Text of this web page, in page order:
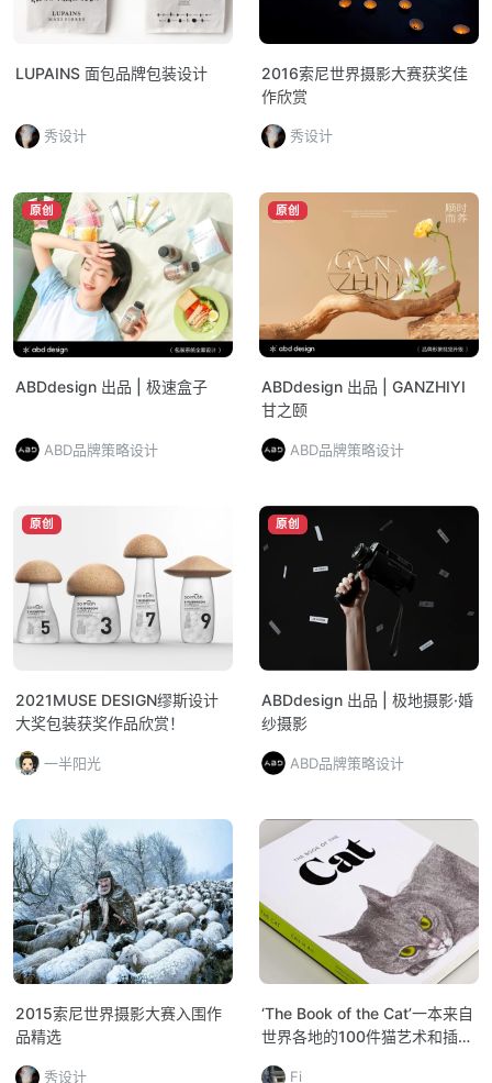
LUPAINS 面包品牌包装设计
秀设计
2016索尼世界摄影大赛获奖佳
作欣赏
秀设计
原创
ABDdesign 出品 | 极速盒子
ABD品牌策略设计
原创
ABDdesign 出品 | GANZHIYI
甘之颐
ABD品牌策略设计
原创
2021MUSE DESIGN缪斯设计
大奖包装获奖作品欣赏！
一半阳光
原创
ABDdesign 出品 | 极地摄影·婚
纱摄影
ABD品牌策略设计
2015索尼世界摄影大赛入围作
品精选
秀设计
‘The Book of the Cat’一本来自
世界各地的100件猫艺术和插图
Fi